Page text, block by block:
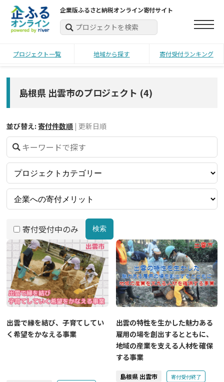
企業版ふるさと納税オンライン寄付サイト
プロジェクト一覧 地域から探す 寄付受付ランキング
島根県 出雲市のプロジェクト (4)
並び替え: 寄付件数順 | 更新日順
寄付受付中のみ 検索
出雲で縁を結び、子育てしてい
く希望をかなえる事業
出雲の特性を生かした魅力ある
雇用の場を創出するとともに、
地域の産業を支える人材を確保
する事業
島根県 出雲市 寄付受付終了